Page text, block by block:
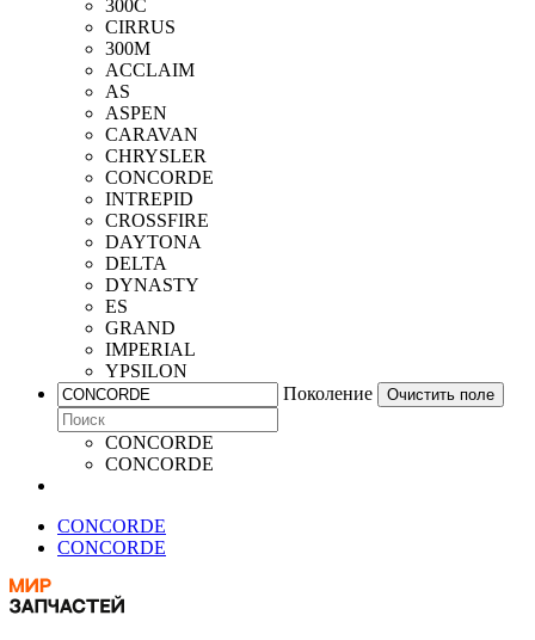
300C
CIRRUS
300M
ACCLAIM
AS
ASPEN
CARAVAN
CHRYSLER
CONCORDE
INTREPID
CROSSFIRE
DAYTONA
DELTA
DYNASTY
ES
GRAND
IMPERIAL
YPSILON
Поколение
Очистить поле
CONCORDE
CONCORDE
CONCORDE
CONCORDE